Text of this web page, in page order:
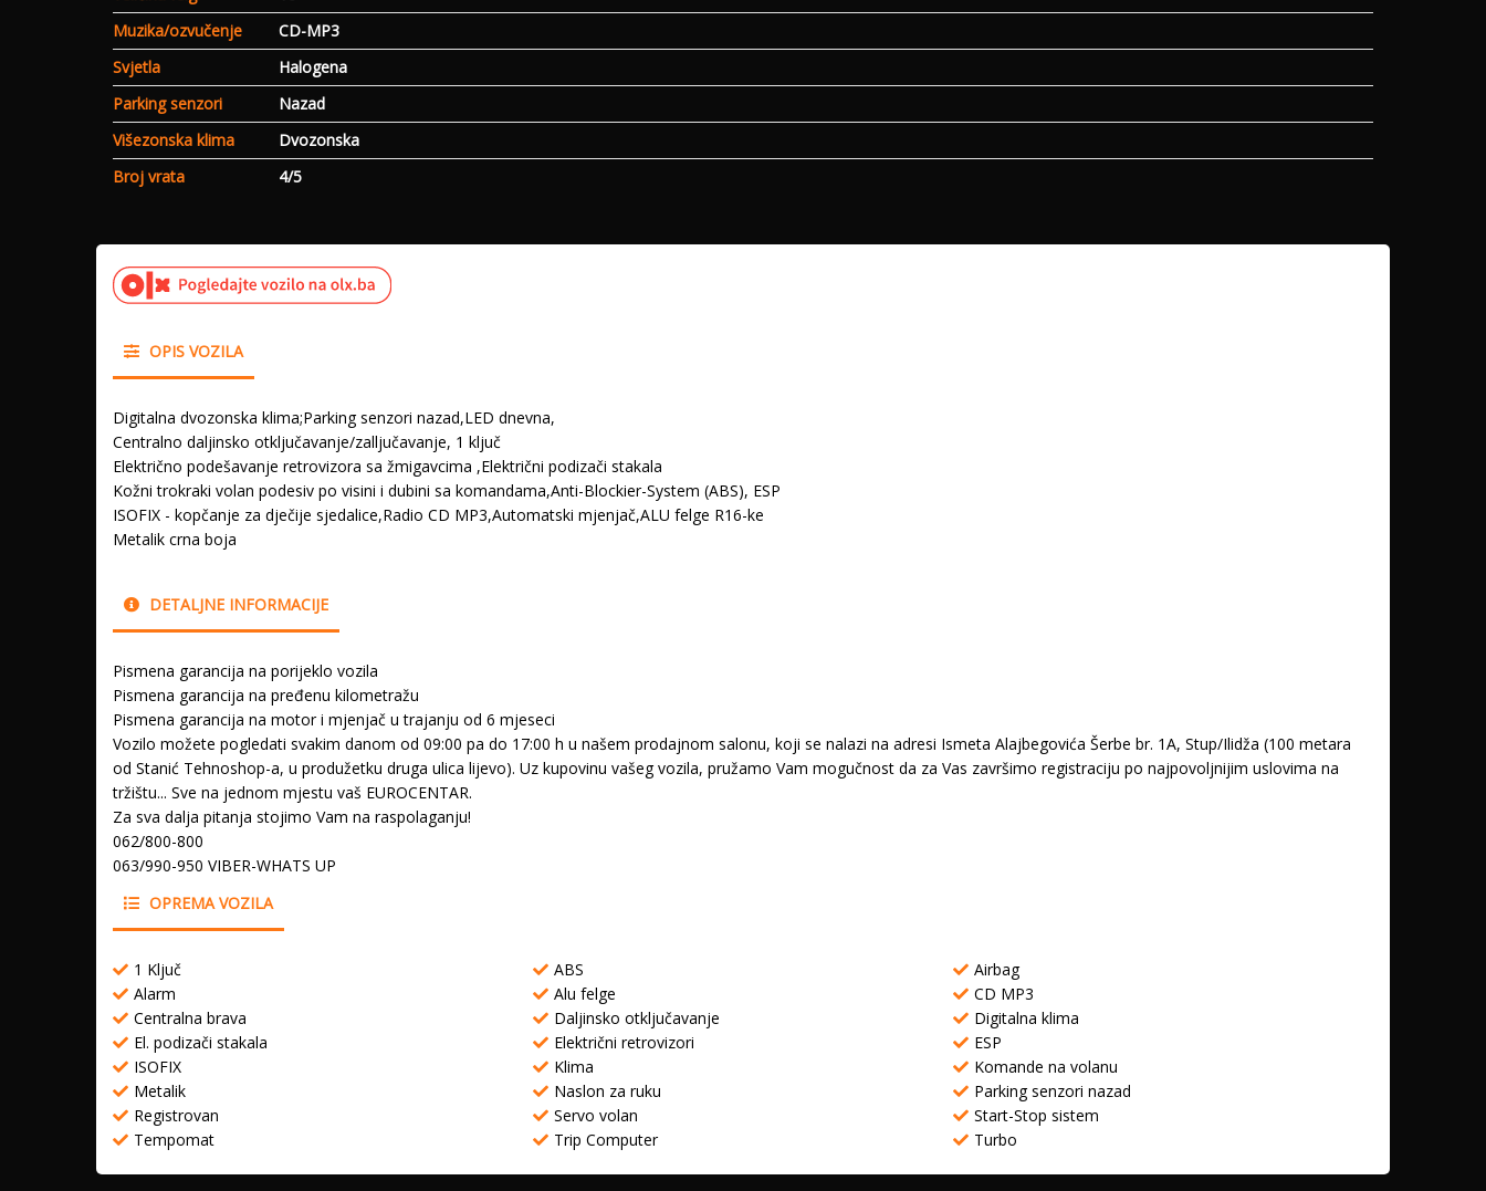
Muzika/ozvučenje
CD-MP3
Svjetla
Halogena
Parking senzori
Nazad
Višezonska klima
Dvozonska
Broj vrata
4/5
OPIS VOZILA
Digitalna dvozonska klima;Parking senzori nazad,LED dnevna,
Centralno daljinsko otključavanje/zalljučavanje, 1 ključ
Električno podešavanje retrovizora sa žmigavcima ,Električni podizači stakala
Kožni trokraki volan podesiv po visini i dubini sa komandama,Anti-Blockier-System (ABS), ESP
ISOFIX - kopčanje za dječije sjedalice,Radio CD MP3,Automatski mjenjač,ALU felge R16-ke
Metalik crna boja
DETALJNE INFORMACIJE
Pismena garancija na porijeklo vozila
Pismena garancija na pređenu kilometražu
Pismena garancija na motor i mjenjač u trajanju od 6 mjeseci
Vozilo možete pogledati svakim danom od 09:00 pa do 17:00 h u našem prodajnom salonu, koji se nalazi na adresi Ismeta Alajbegovića Šerbe br. 1A, Stup/Ilidža (100 metara
od Stanić Tehnoshop-a, u produžetku druga ulica lijevo). Uz kupovinu vašeg vozila, pružamo Vam mogučnost da za Vas završimo registraciju po najpovoljnijim uslovima na
tržištu... Sve na jednom mjestu vaš EUROCENTAR.
Za sva dalja pitanja stojimo Vam na raspolaganju!
062/800-800
063/990-950 VIBER-WHATS UP
OPREMA VOZILA
1 Ključ ABS
Airbag
Alarm
Alu felge
CD MP3
Centralna brava
Daljinsko otključavanje
Digitalna klima
El. podizači stakala
Električni retrovizori
ESP
ISOFIX
Klima
Komande na volanu
Metalik
Naslon za ruku
Parking senzori nazad
Registrovan
Servo volan
Start-Stop sistem
Tempomat
Trip Computer Turbo